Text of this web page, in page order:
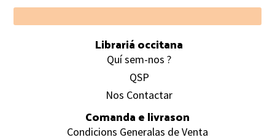
Footer
Librariá occitana
Quí sem-nos ?
QSP
Nos Contactar
Comanda e livrason
Condicions Generalas de Venta